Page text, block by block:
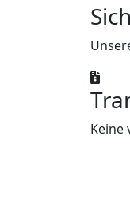
Keine